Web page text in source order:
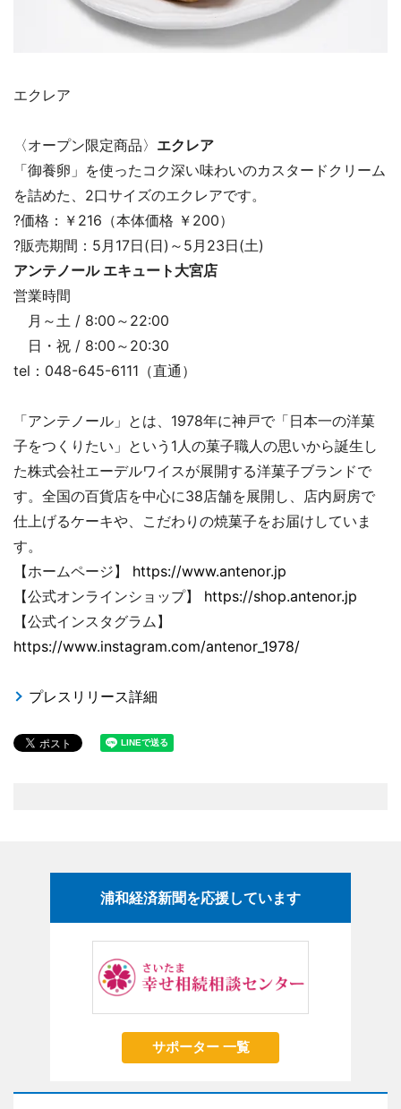
エクレア
〈オープン限定商品〉 エクレア
「御養卵」を使ったコク深い味わいのカスタードクリーム
を詰めた、2口サイズのエクレアです。
?価格：￥216（本体価格 ￥200）
?販売期間：5月17日(日)～5月23日(土)
アンテノール エキュート大宮店
営業時間
月～土 / 8:00～22:00
日・祝 / 8:00～20:30
tel：048-645-6111（直通）
「アンテノール」とは、1978年に神戸で「日本一の洋菓
子をつくりたい」という1人の菓子職人の思いから誕生し
た株式会社エーデルワイスが展開する洋菓子ブランドで
す。全国の百貨店を中心に38店舗を展開し、店内厨房で
仕上げるケーキや、こだわりの焼菓子をお届けしていま
す。
【ホームページ】 https://www.antenor.jp
【公式オンラインショップ】 https://shop.antenor.jp
【公式インスタグラム】
https://www.instagram.com/antenor_1978/
プレスリリース詳細
浦和経済新聞を応援しています
サポーター 一覧